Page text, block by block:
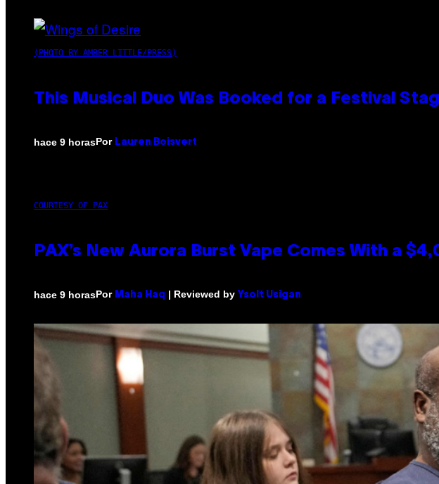
(PHOTO BY AMBER LITTLE/PRESS)
This Musical Duo Was Booked for a Festival
hace 9 horasPor Lauren Boisvert
COURTESY OF PAX
PAX’s New Aurora Burst Vape Comes With a
hace 9 horasPor Maha Haq | Reviewed by Ysolt Usigan